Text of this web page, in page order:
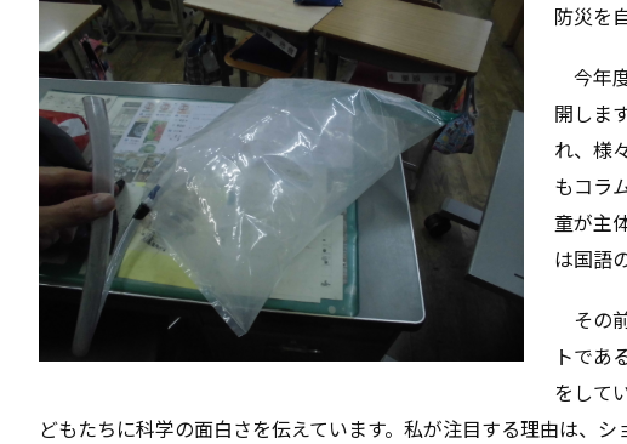
防災を
今年
開しま
れ、様
もコラ
童が主
は国語
その
トであ
をして
どもたちに科学の面白さを伝えています。私が注目する理由は、